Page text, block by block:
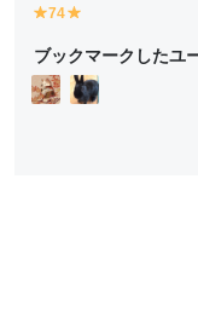
y
ll
o
w
74
ll
o
w
ブックマークしたユ